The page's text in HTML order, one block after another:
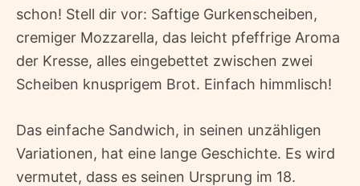
schon! Stell dir vor: Saftige Gurkenscheiben,
cremiger Mozzarella, das leicht pfeffrige Aroma
der Kresse, alles eingebettet zwischen zwei
Scheiben knusprigem Brot. Einfach himmlisch!
Das einfache Sandwich, in seinen unzähligen
Variationen, hat eine lange Geschichte. Es wird
vermutet, dass es seinen Ursprung im 18.